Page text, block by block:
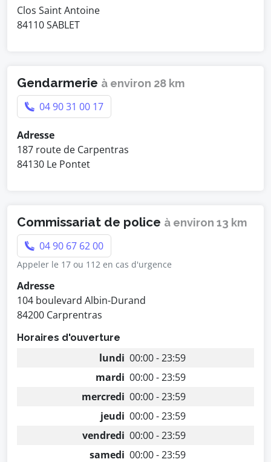
Clos Saint Antoine
84110 SABLET
Gendarmerie à environ 28 km
04 90 31 00 17
Adresse
187 route de Carpentras
84130 Le Pontet
Commissariat de police à environ 13 km
04 90 67 62 00
Appeler le 17 ou 112 en cas d'urgence
Adresse
104 boulevard Albin-Durand
84200 Carprentras
Horaires d'ouverture
lundi 00:00 - 23:59
mardi 00:00 - 23:59
mercredi 00:00 - 23:59
jeudi 00:00 - 23:59
vendredi 00:00 - 23:59
samedi 00:00 - 23:59